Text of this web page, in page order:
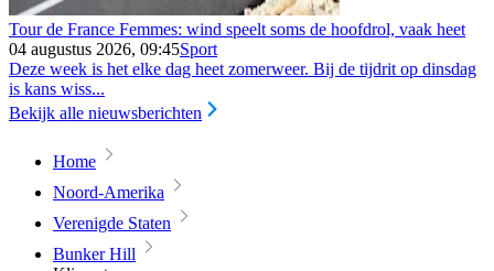
Tour de France Femmes: wind speelt soms de hoofdrol, vaak heet
04 augustus 2026, 09:45Sport
Deze week is het elke dag heet zomerweer. Bij de tijdrit op dinsdag
is kans wiss...
Bekijk alle nieuwsberichten
Home
Noord-Amerika
Verenigde Staten
Bunker Hill